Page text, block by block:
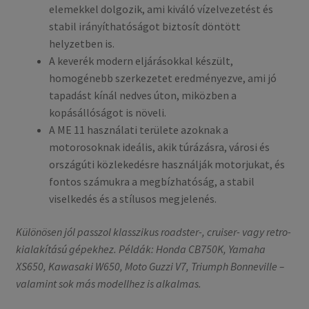
elemekkel dolgozik, ami kiváló vízelvezetést és
stabil irányíthatóságot biztosít döntött
helyzetben is.
A keverék modern eljárásokkal készült,
homogénebb szerkezetet eredményezve, ami jó
tapadást kínál nedves úton, miközben a
kopásállóságot is növeli.
A ME 11 használati területe azoknak a
motorosoknak ideális, akik túrázásra, városi és
országúti közlekedésre használják motorjukat, és
fontos számukra a megbízhatóság, a stabil
viselkedés és a stílusos megjelenés.
Különösen jól passzol klasszikus roadster-, cruiser- vagy retro-
kialakítású gépekhez. Példák: Honda CB750K, Yamaha
XS650, Kawasaki W650, Moto Guzzi V7, Triumph Bonneville –
valamint sok más modellhez is alkalmas.